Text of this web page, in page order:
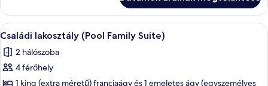
franciaágy,
kilátással
a
kertre
(Garden
Cottage
franciaágy,
kilátással
a
(Garden
Cottage
A
következő
szoba
összes
Családi lakosztály (Pool Family
6
Családi lakosztály (Pool Family Suite)
2 hálószoba
4 férőhely
1 king (extra méretű) franciaágy és 1 emeletes ágy (egyszemélyes